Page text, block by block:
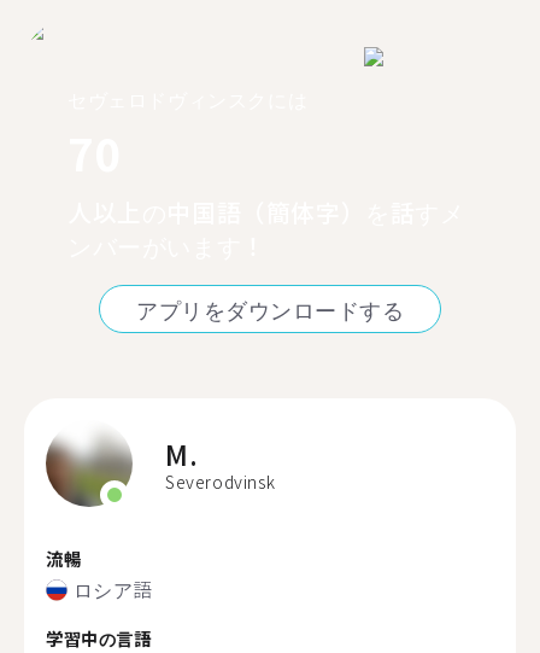
アプリをダウンロードする
M.
Severodvinsk
流暢
ロシア語
学習中の言語